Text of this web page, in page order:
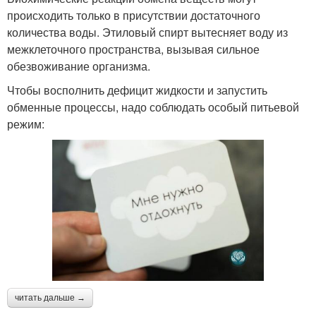
происходить только в присутствии достаточного
количества воды. Этиловый спирт вытесняет воду из
межклеточного пространства, вызывая сильное
обезвоживание организма.
Чтобы восполнить дефицит жидкости и запустить
обменные процессы, надо соблюдать особый питьевой
режим:
читать дальше →